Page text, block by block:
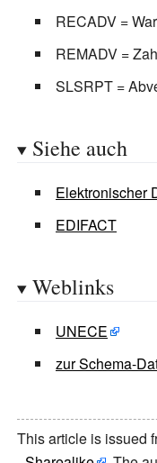
RECADV =
REMADV =
SLSRPT =
Siehe auch
Elektronischer
EDIFACT
Weblinks
UNECE
zur Schema-
This article is issued